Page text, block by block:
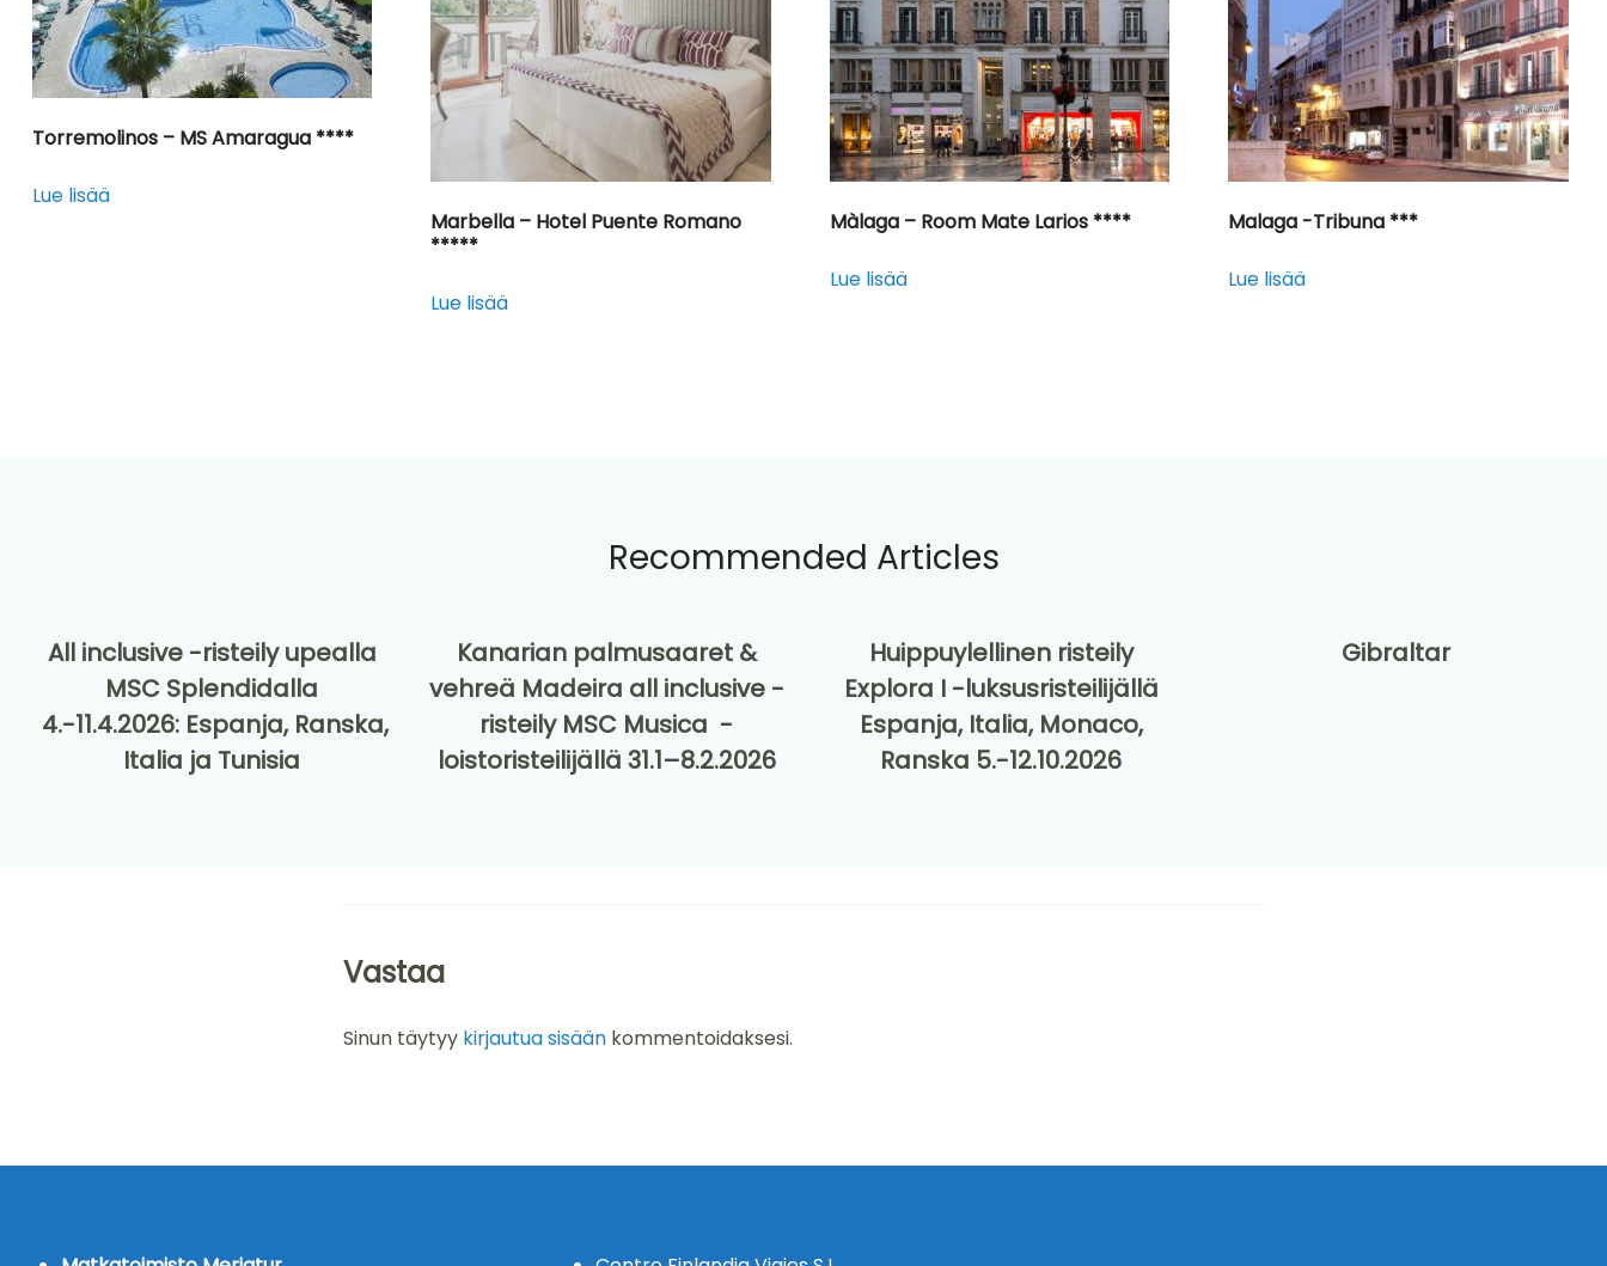
Torremolinos – MS Amaragua ****
Lue lisää
Marbella – Hotel Puente Romano
*****
Lue lisää
Màlaga – Room Mate Larios ****
Lue lisää
Malaga -Tribuna ***
Lue lisää
Recommended Articles
All inclusive -risteily upealla
MSC Splendidalla
4.-11.4.2026: Espanja, Ranska,
Italia ja Tunisia
Kanarian palmusaaret &
vehreä Madeira all inclusive -
risteily MSC Musica -
loistoristeilijällä 31.1–8.2.2026
Huippuylellinen risteily
Explora I -luksusristeilijällä
Espanja, Italia, Monaco,
Ranska 5.-12.10.2026
Gibraltar
Vastaa
Sinun täytyy kirjautua sisään kommentoidaksesi.